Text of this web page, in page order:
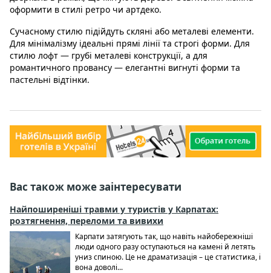
оформити в стилі ретро чи артдеко.
Сучасному стилю підійдуть скляні або металеві елементи.
Для мінімалізму ідеальні прямі лінії та строгі форми. Для
стилю лофт — грубі металеві конструкції, а для
романтичного провансу — елегантні вигнуті форми та
пастельні відтінки.
Вас також може заінтересувати
Найпоширеніші травми у туристів у Карпатах:
розтягнення, переломи та вивихи
Карпати затягують так, що навіть найобережніші
люди одного разу оступаються на камені й летять
униз спиною. Це не драматизація – це статистика, і
вона доволі...